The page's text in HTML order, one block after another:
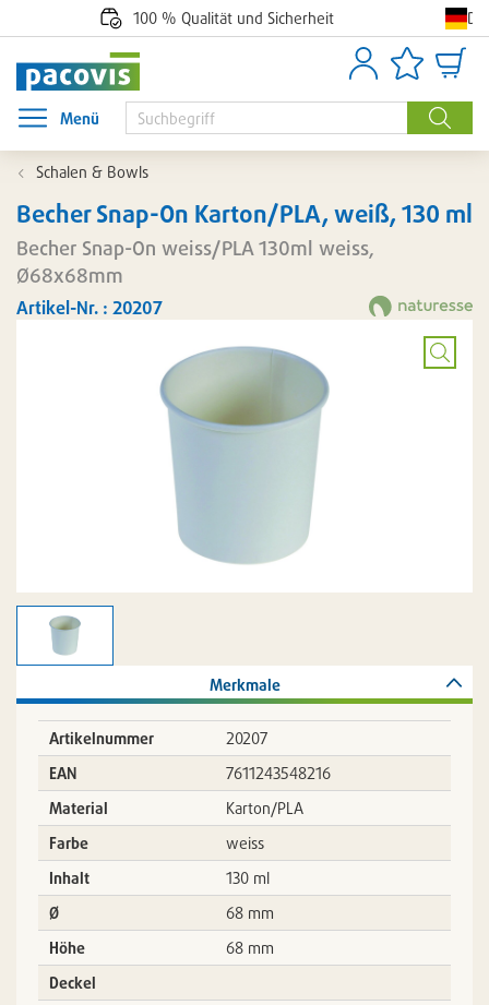
100 % Qualität und Sicherheit
Suche
AnmeldenArtikellisten
Menü
Menü öffnen
Schalen & Bowls
Becher Snap-On Karton/PLA, weiß, 130 ml
Becher Snap-On weiss/PLA 130ml weiss,
Ø68x68mm
Artikel-Nr. : 20207
Bild
Merkmale
Artikelnummer
20207
EAN
7611243548216
Material
Karton/PLA
Farbe
weiss
Inhalt
130 ml
Ø
68 mm
Höhe
68 mm
Deckel